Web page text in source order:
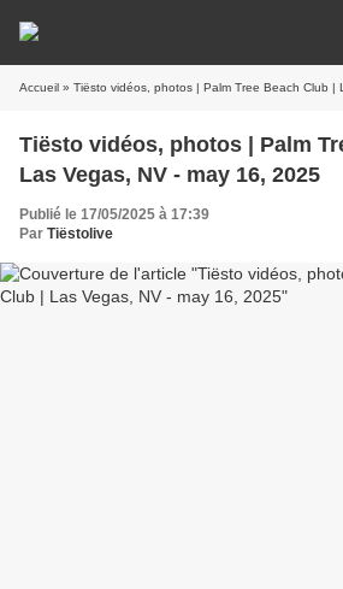
Accueil » Tiësto vidéos, photos | Palm Tree Beach Club |
Tiësto vidéos, photos | Palm
Las Vegas, NV - may 16, 2025
Publié le 17/05/2025 à 17:39
Par Tiëstolive